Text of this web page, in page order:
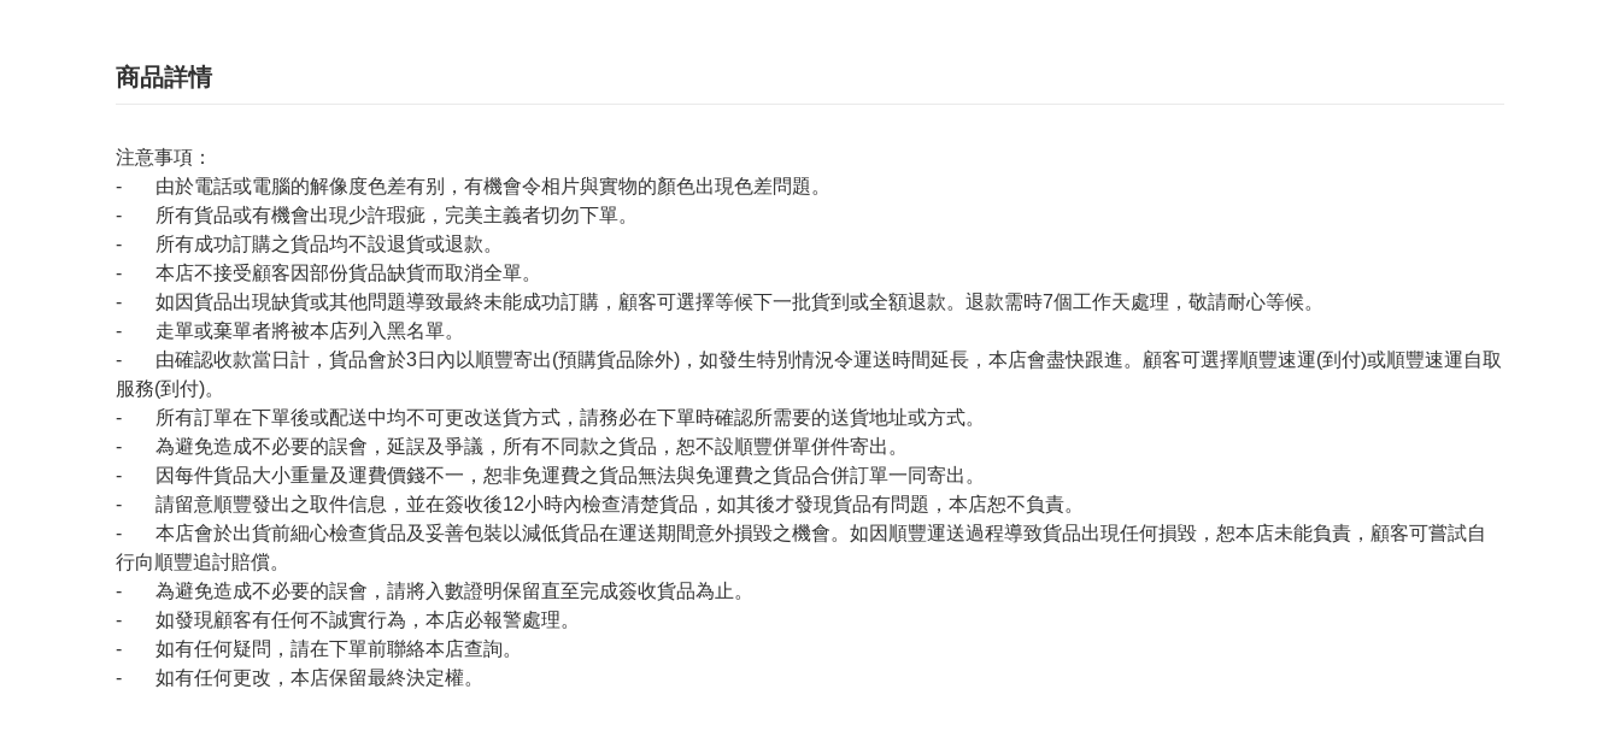
商品詳情
注意事項：
- 由於電話或電腦的解像度色差有别，有機會令相片與實物的顏色出現色差問題。
- 所有貨品或有機會出現少許瑕疵，完美主義者切勿下單。
- 所有成功訂購之貨品均不設退貨或退款。
- 本店不接受顧客因部份貨品缺貨而取消全單。
- 如因貨品出現缺貨或其他問題導致最終未能成功訂購，顧客可選擇等候下一批貨到或全額退款。退款需時7個工作天處理，敬請耐心等候。
- 走單或棄單者將被本店列入黑名單。
- 由確認收款當日計，貨品會於3日內以順豐寄出(預購貨品除外)，如發生特別情況令運送時間延長，本店會盡快跟進。顧客可選擇順豐速運(到付)或順豐速運自取
服務(到付)。
- 所有訂單在下單後或配送中均不可更改送貨方式，請務必在下單時確認所需要的送貨地址或方式。
- 為避免造成不必要的誤會，延誤及爭議，所有不同款之貨品，恕不設順豐併單併件寄出。
- 因每件貨品大小重量及運費價錢不一，恕非免運費之貨品無法與免運費之貨品合併訂單一同寄出。
- 請留意順豐發出之取件信息，並在簽收後12小時內檢查清楚貨品，如其後才發現貨品有問題，本店恕不負責。
- 本店會於出貨前細心檢查貨品及妥善包裝以減低貨品在運送期間意外損毀之機會。如因順豐運送過程導致貨品出現任何損毀，恕本店未能負責，顧客可嘗試自
行向順豐追討賠償。
- 為避免造成不必要的誤會，請將入數證明保留直至完成簽收貨品為止。
- 如發現顧客有任何不誠實行為，本店必報警處理。
- 如有任何疑問，請在下單前聯絡本店查詢。
- 如有任何更改，本店保留最終決定權。